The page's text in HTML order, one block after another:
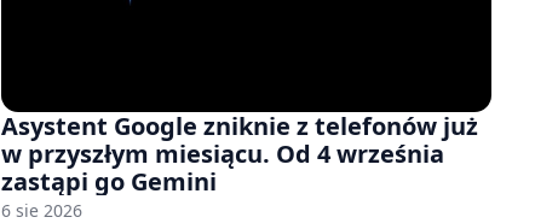
Asystent Google zniknie z telefonów już
w przyszłym miesiącu. Od 4 września
zastąpi go Gemini
6 sie 2026